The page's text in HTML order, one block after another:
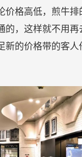
价格高低，煎牛排
的，这样就不用再
新的价格带的客人